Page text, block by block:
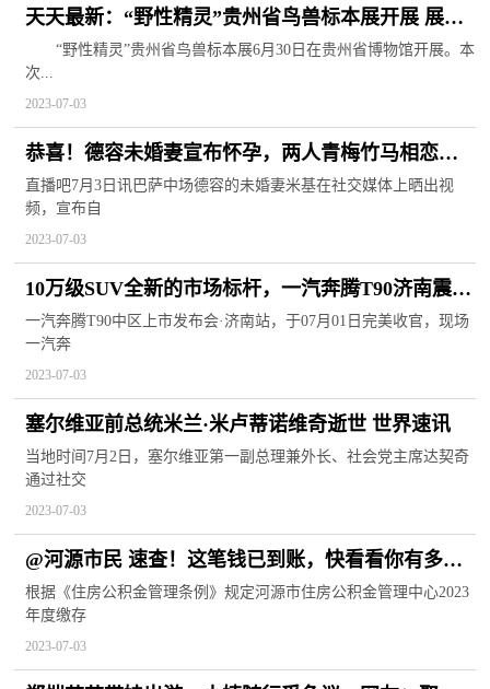
天天最新：“野性精灵”贵州省鸟兽标本展开展 展出
各类标本123件
“野性精灵”贵州省鸟兽标本展6月30日在贵州省博物馆开展。本
次...
2023-07-03
恭喜！德容未婚妻宣布怀孕，两人青梅竹马相恋多
年|环球最资讯
直播吧7月3日讯巴萨中场德容的未婚妻米基在社交媒体上晒出视
频，宣布自
2023-07-03
10万级SUV全新的市场标杆，一汽奔腾T90济南震撼
上市 焦点滚动
一汽奔腾T90中区上市发布会·济南站，于07月01日完美收官，现场
一汽奔
2023-07-03
塞尔维亚前总统米兰·米卢蒂诺维奇逝世 世界速讯
当地时间7月2日，塞尔维亚第一副总理兼外长、社会党主席达契奇
通过社交
2023-07-03
@河源市民 速查！这笔钱已到账，快看看你有多
少？ 世界信息
根据《住房公积金管理条例》规定河源市住房公积金管理中心2023
年度缴存
2023-07-03